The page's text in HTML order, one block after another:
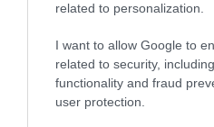
related to personalization.
I want to allow Google to
related to security,
functionality and fraud
user protection.